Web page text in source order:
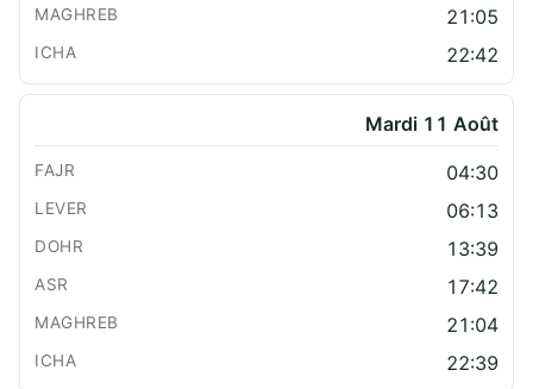
21:05
22:42
Mardi 11 Août
04:30
06:13
13:39
17:42
21:04
22:39